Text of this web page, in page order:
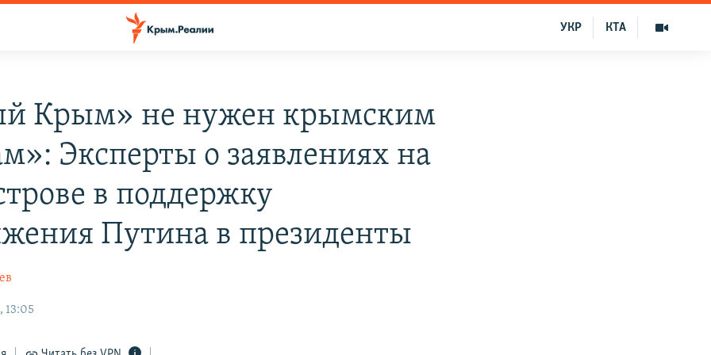
КТА
УКР
Крым» не нужен крымским
Эксперты о заявлениях на
в поддержку
Путина в президенты
13:05